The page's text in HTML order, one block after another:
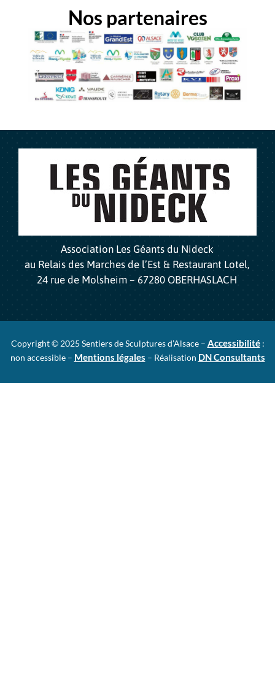
Nos partenaires
Association Les Géants du Nideck
au Relais des Marches de l’Est & Restaurant Lotel,
24 rue de Molsheim – 67280 OBERHASLACH
Copyright © 2025 Sentiers de Sculptures d’Alsace – Accessibilité:
non accessible – Mentions légales – Réalisation DN Consultants